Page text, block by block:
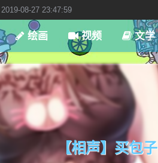
2019-08-27 23:47:59
绘画 视频 文学
【相声】买包子